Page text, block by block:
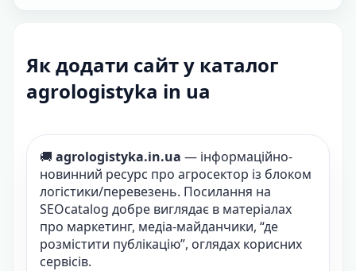
Як додати сайт у каталог
agrologistyka in ua
🚚 agrologistyka.in.ua — інформаційно-
новинний ресурс про агросектор із блоком
логістики/перевезень. Посилання на
SEOcatalog добре виглядає в матеріалах
про маркетинг, медіа-майданчики, “де
розмістити публікацію”, оглядах корисних
сервісів.